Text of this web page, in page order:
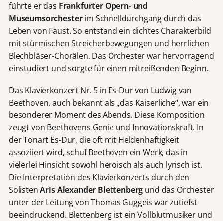
führte er das Frankfurter Opern- und
Museumsorchesterim Schnelldurchgang durch das
Leben von Faust. So entstand ein dichtes Charakterbild
mit stürmischen Streicherbewegungen und herrlichen
Blechbläser-Chorälen. Das Orchester war hervorragend
einstudiert und sorgte für einen mitreißenden Beginn.
Das Klavierkonzert Nr. 5 in Es-Dur von Ludwig van
Beethoven, auch bekannt als „das Kaiserliche“, war ein
besonderer Moment des Abends. Diese Komposition
zeugt von Beethovens Genie und Innovationskraft. In
der Tonart Es-Dur, die oft mit Heldenhaftigkeit
assoziiert wird, schuf Beethoven ein Werk, das in
vielerlei Hinsicht sowohl heroisch als auch lyrisch ist.
Die Interpretation des Klavierkonzerts durch den
SolistenAris Alexander Blettenberg und das Orchester
unter der Leitung von Thomas Guggeis war zutiefst
beeindruckend. Blettenberg ist ein Vollblutmusiker und